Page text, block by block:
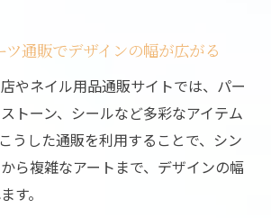
ツ通販でデザインの幅が広がる
やネイル用品通販サイトでは、パー
トーン、シールなど多彩なアイテム
うした通販を利用することで、シン
ら複雑なアートまで、デザインの幅
す。